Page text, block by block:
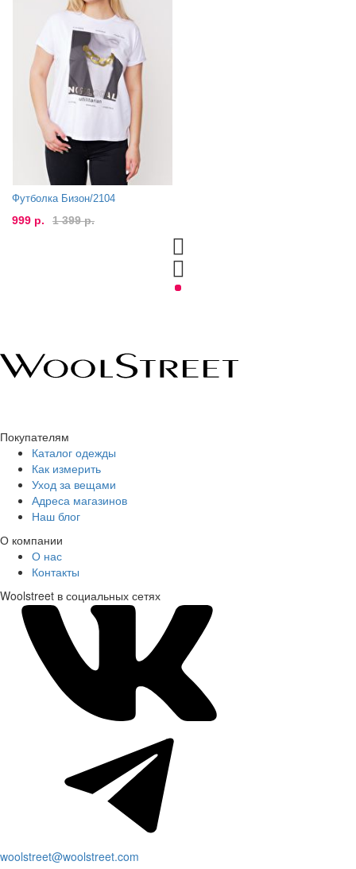
Футболка Бизон/2104
999 р. 1 399 р.
Покупателям
Каталог одежды
Как измерить
Уход за вещами
Адреса магазинов
Наш блог
О компании
О нас
Контакты
Woolstreet в социальных сетях
woolstreet@woolstreet.com